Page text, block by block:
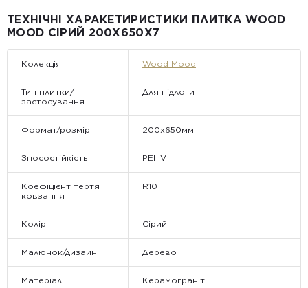
Примітка:
• Відвантаження здійснюється виключно у робочі дні. У суботу,
неділю та святкові дні замовлення не обробляються та не
ТЕХНІЧНІ ХАРАКЕТИРИСТИКИ ПЛИТКА WOOD
MOOD СІРИЙ 200X650X7
Колекція Wood Mood
Тип плитки/
застосування
Для підлоги
Формат/розмір 200х650мм
Зносостійкість PEI IV
Коефіцієнт тертя
ковзання
R10
Колір Сірий
Малюнок/дизайн Дерево
Матеріал Керамограніт